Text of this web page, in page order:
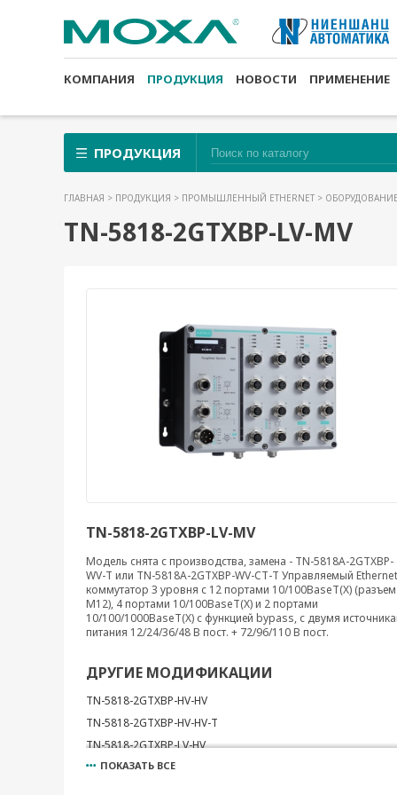
КОМПАНИЯ ПРОДУКЦИЯ НОВОСТИ ПРИМЕНЕНИЕ
ПРОДУКЦИЯ
ГЛАВНАЯ > ПРОДУКЦИЯ > ПРОМЫШЛЕННЫЙ ETHERNET >
TN-5818-2GTXBP-LV-MV
TN-5818-2GTXBP-LV-MV
Модель снята с производства, замена - TN-5818A-2GTXBP-
WV-T или TN-5818A-2GTXBP-WV-CT-T Управляемый
коммутатор 3 уровня с 12 портами 10/100BaseT(X) (разъем
M12), 4 портами 10/100BaseT(X) и 2 портами
10/100/1000BaseT(X) с функцией bypass, с двумя
питания 12/24/36/48 В пост. + 72/96/110 В пост.
ДРУГИЕ МОДИФИКАЦИИ
TN-5818-2GTXBP-HV-HV
TN-5818-2GTXBP-HV-HV-T
TN-5818-2GTXBP-LV-HV
TN-5818-2GTXBP-LV-HV-T
ПОКАЗАТЬ ВСЕ